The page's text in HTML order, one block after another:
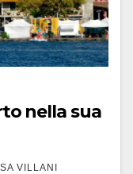
nella sua
VILLANI